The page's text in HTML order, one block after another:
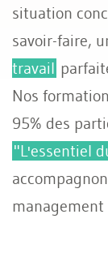
situation
savoir-faire,
travail
Nos
95% des
"L'essentiel